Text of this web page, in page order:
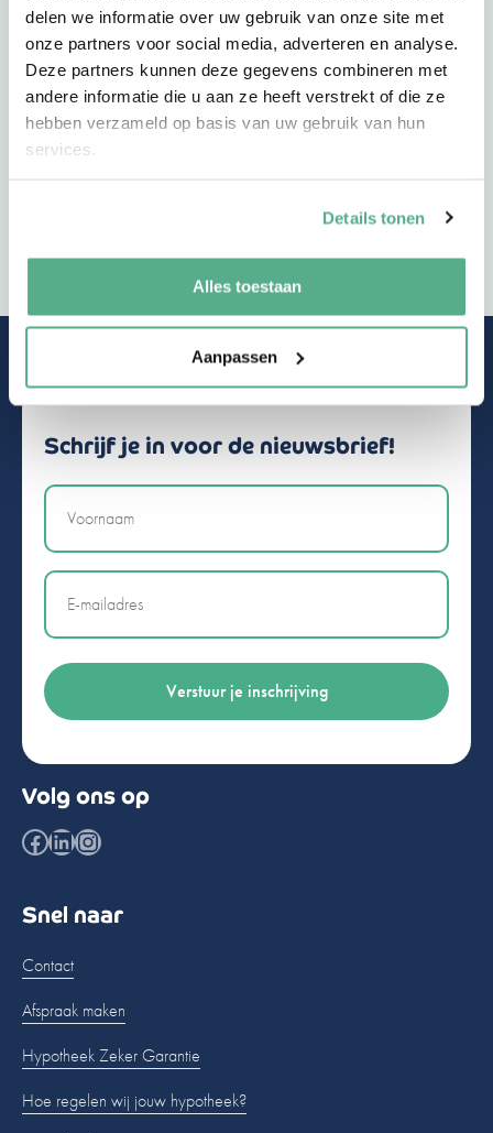
delen we informatie over uw gebruik van onze site met
onze partners voor social media, adverteren en analyse.
Deze partners kunnen deze gegevens combineren met
andere informatie die u aan ze heeft verstrekt of die ze
hebben verzameld op basis van uw gebruik van hun
services.
Details tonen
Alles toestaan
Aanpassen
Voor inzicht in gelopen-, huidige-, en toekomstige –
financiële – risico’s.
Op de hoogte blijven?
Schrijf je in voor de nieuwsbrief!
Naam
Email
Volg ons op
Facebook
LinkedIn
Instagram
Snel naar
Contact
Afspraak maken
Hypotheek Zeker Garantie
Hoe regelen wij jouw hypotheek?